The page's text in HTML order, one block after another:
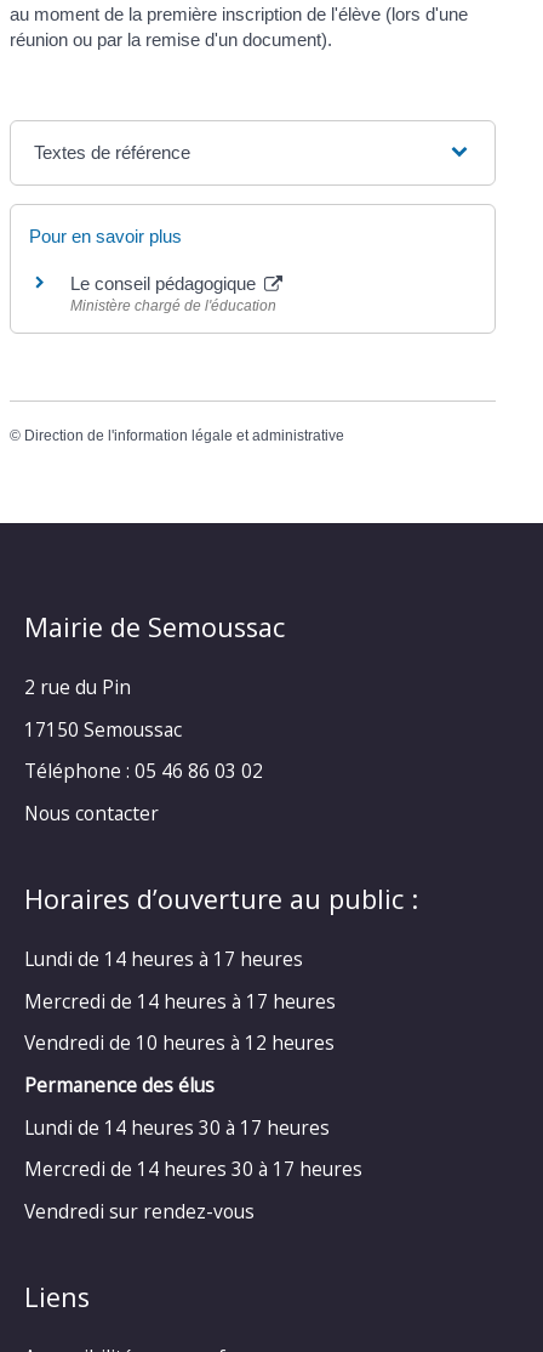
au moment de la première inscription de l'élève (lors d'une
réunion ou par la remise d'un document).
Textes de référence
Pour en savoir plus
Le conseil pédagogique
Ministère chargé de l'éducation
© Direction de l'information légale et administrative
Mairie de Semoussac
2 rue du Pin
17150 Semoussac
Téléphone : 05 46 86 03 02
Nous contacter
Horaires d’ouverture au public :
Lundi de 14 heures à 17 heures
Mercredi de 14 heures à 17 heures
Vendredi de 10 heures à 12 heures
Permanence des élus
Lundi de 14 heures 30 à 17 heures
Mercredi de 14 heures 30 à 17 heures
Vendredi sur rendez-vous
Liens